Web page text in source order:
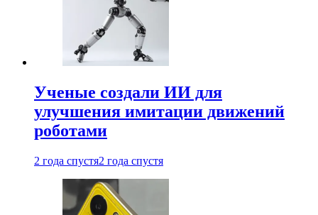
Ученые создали ИИ для
улучшения имитации движений
роботами
2 года спустя2 года спустя